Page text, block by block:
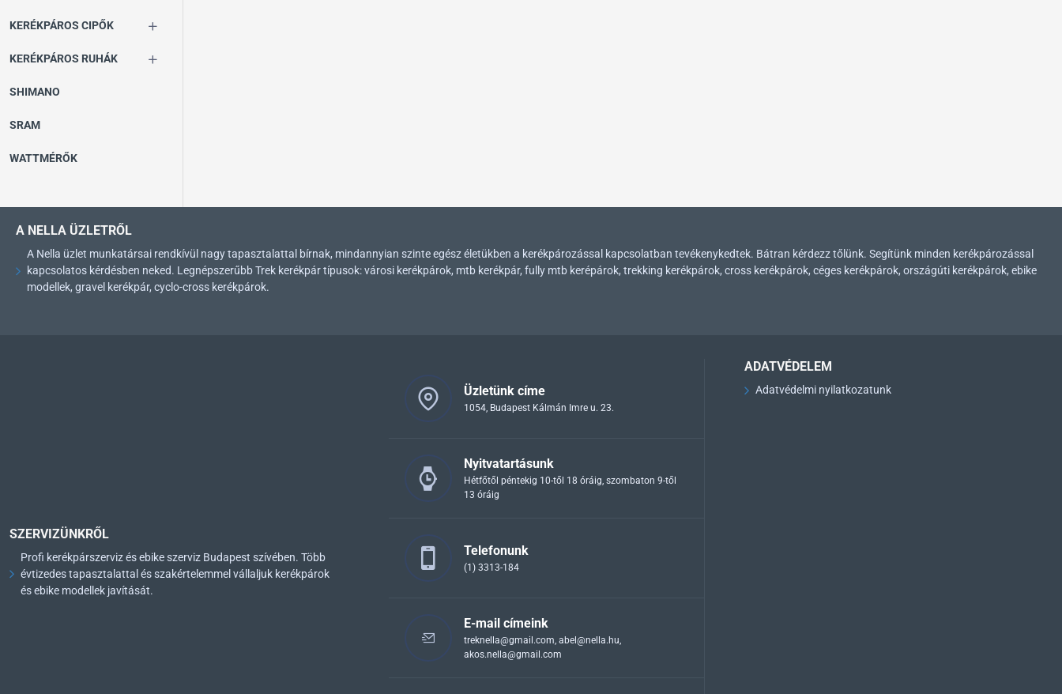
KERÉKPÁROS CIPŐK
KERÉKPÁROS RUHÁK
SHIMANO
SRAM
WATTMÉRŐK
A NELLA ÜZLETRŐL
A Nella üzlet munkatársai rendkívül nagy tapasztalattal bírnak, mindannyian szinte egész életükben a kerékpározással kapcsolatban tevékenykedtek. Bátran kérdezz tőlünk. Segítünk minden kerékpározással
kapcsolatos kérdésben neked. Legnépszerűbb Trek kerékpár típusok: városi kerékpárok, mtb kerékpár, fully mtb kerépárok, trekking kerékpárok, cross kerékpárok, céges kerékpárok, országúti kerékpárok, ebike
modellek, gravel kerékpár, cyclo-cross kerékpárok.
SZERVIZÜNKRŐL
Profi kerékpárszerviz és ebike szerviz Budapest szívében. Több
évtizedes tapasztalattal és szakértelemmel vállaljuk kerékpárok
és ebike modellek javítását.
Üzletünk címe
1054, Budapest Kálmán Imre u. 23.
Nyitvatartásunk
Hétfőtől péntekig 10-től 18 óráig, szombaton 9-től
13 óráig
Telefonunk
(1) 3313-184
E-mail címeink
treknella@gmail.com, abel@nella.hu,
akos.nella@gmail.com
ADATVÉDELEM
Adatvédelmi nyilatkozatunk